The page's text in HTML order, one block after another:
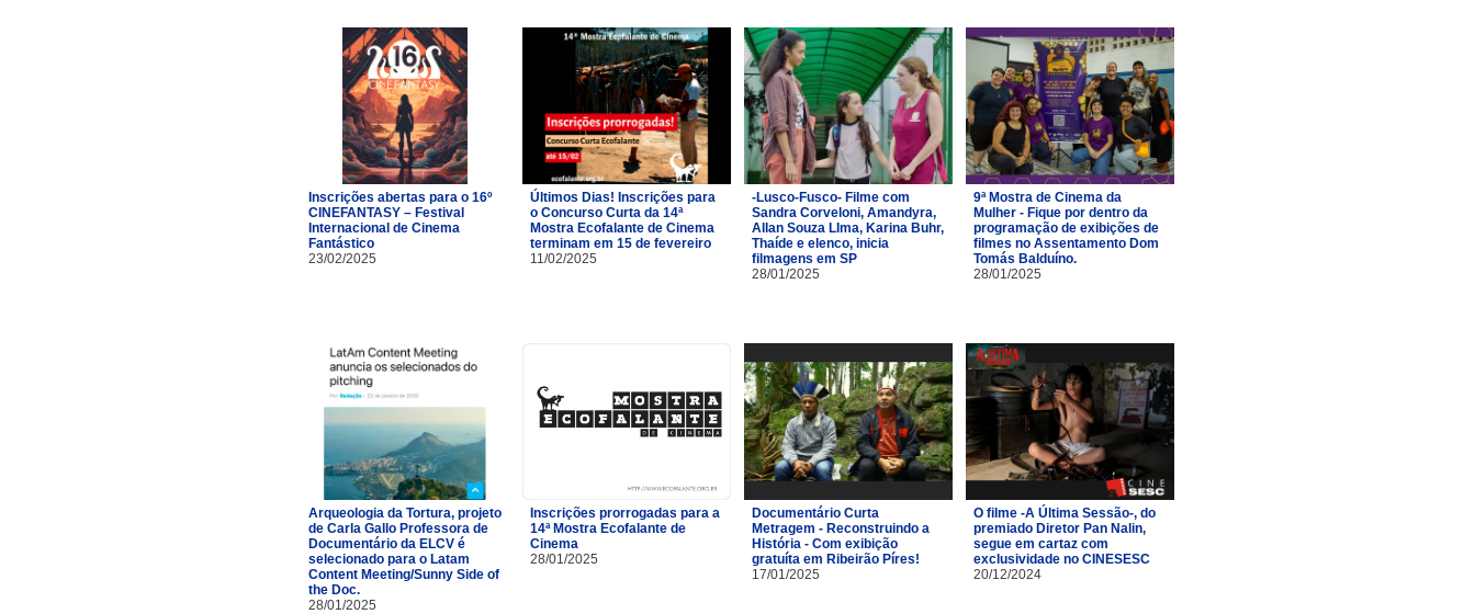
Inscrições abertas para o 16º
CINEFANTASY – Festival
Internacional de Cinema
Fantástico
23/02/2025
Últimos Dias! Inscrições para
o Concurso Curta da 14ª
Mostra Ecofalante de Cinema
terminam em 15 de fevereiro
11/02/2025
-Lusco-Fusco- Filme com
Sandra Corveloni, Amandyra,
Allan Souza LIma, Karina Buhr,
Thaíde e elenco, inicia
filmagens em SP
28/01/2025
9ª Mostra de Cinema da
Mulher - Fique por dentro da
programação de exibições de
filmes no Assentamento Dom
Tomás Balduíno.
28/01/2025
Arqueologia da Tortura, projeto
de Carla Gallo Professora de
Documentário da ELCV é
selecionado para o Latam
Content Meeting/Sunny Side of
the Doc.
28/01/2025
Inscrições prorrogadas para a
14ª Mostra Ecofalante de
Cinema
28/01/2025
Documentário Curta
Metragem - Reconstruindo a
História - Com exibição
gratuíta em Ribeirão Píres!
17/01/2025
O filme -A Última Sessão-, do
premiado Diretor Pan Nalin,
segue em cartaz com
exclusividade no CINESESC
20/12/2024